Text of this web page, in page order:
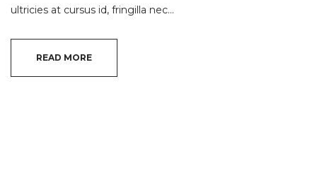
ultricies at cursus id, fringilla nec…
READ MORE